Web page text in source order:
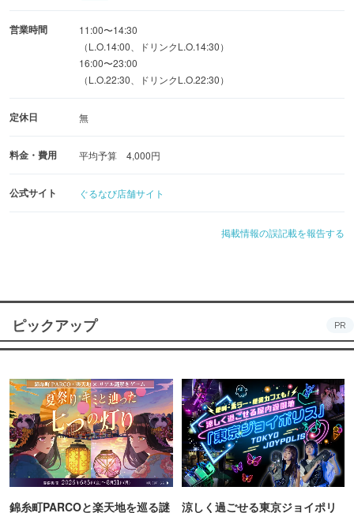
営業時間
11:00〜14:30
（L.O.14:00、ドリンクL.O.14:30）
16:00〜23:00
（L.O.22:30、ドリンクL.O.22:30）
定休日 無
料金・費用 平均予算 4,000円
公式サイト ぐるなび店舗サイト
掲載情報の誤記載を報告する
ピックアップ PR
錦糸町PARCOと楽天地を巡る謎
涼しく過ごせる東京ジョイポリ